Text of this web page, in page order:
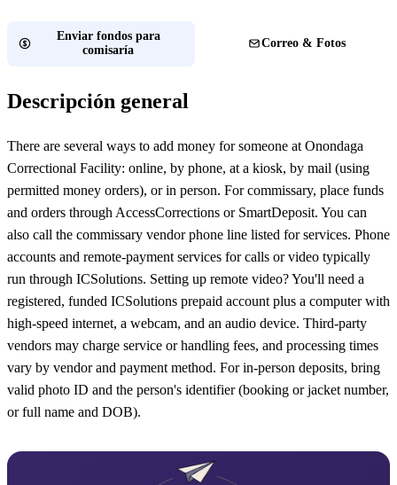
Enviar fondos para
comisaría
Correo & Fotos
Descripción general
There are several ways to add money for someone at Onondaga
Correctional Facility: online, by phone, at a kiosk, by mail (using
permitted money orders), or in person. For commissary, place funds
and orders through AccessCorrections or SmartDeposit. You can
also call the commissary vendor phone line listed for services. Phone
accounts and remote-payment services for calls or video typically
run through ICSolutions. Setting up remote video? You'll need a
registered, funded ICSolutions prepaid account plus a computer with
high-speed internet, a webcam, and an audio device. Third-party
vendors may charge service or handling fees, and processing times
vary by vendor and payment method. For in-person deposits, bring
valid photo ID and the person's identifier (booking or jacket number,
or full name and DOB).